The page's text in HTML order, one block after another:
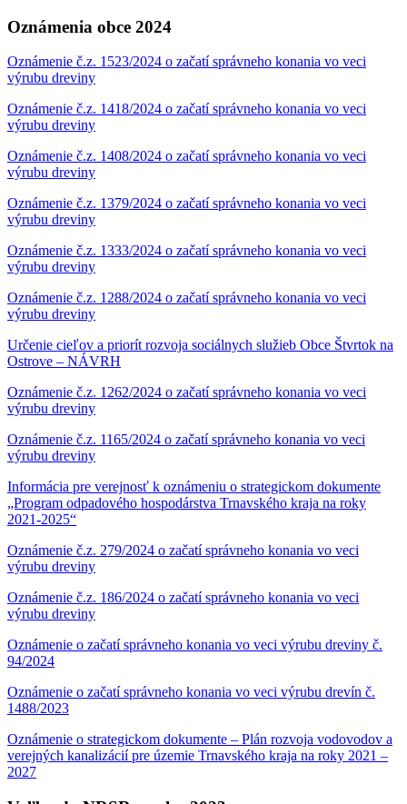
Oznámenia obce 2024
Oznámenie č.z. 1523/2024 o začatí správneho konania vo veci
výrubu dreviny
Oznámenie č.z. 1418/2024 o začatí správneho konania vo veci
výrubu dreviny
Oznámenie č.z. 1408/2024 o začatí správneho konania vo veci
výrubu dreviny
Oznámenie č.z. 1379/2024 o začatí správneho konania vo veci
výrubu dreviny
Oznámenie č.z. 1333/2024 o začatí správneho konania vo veci
výrubu dreviny
Oznámenie č.z. 1288/2024 o začatí správneho konania vo veci
výrubu dreviny
Určenie cieľov a priorít rozvoja sociálnych služieb Obce Štvrtok na
Ostrove – NÁVRH
Oznámenie č.z. 1262/2024 o začatí správneho konania vo veci
výrubu dreviny
Oznámenie č.z. 1165/2024 o začatí správneho konania vo veci
výrubu dreviny
Informácia pre verejnosť k oznámeniu o strategickom dokumente
„Program odpadového hospodárstva Trnavského kraja na roky
2021-2025“
Oznámenie č.z. 279/2024 o začatí správneho konania vo veci
výrubu dreviny
Oznámenie č.z. 186/2024 o začatí správneho konania vo veci
výrubu dreviny
Oznámenie o začatí správneho konania vo veci výrubu dreviny č.
94/2024
Oznámenie o začatí správneho konania vo veci výrubu drevín č.
1488/2023
Oznámenie o strategickom dokumente – Plán rozvoja vodovodov a
verejných kanalizácií pre územie Trnavského kraja na roky 2021 –
2027